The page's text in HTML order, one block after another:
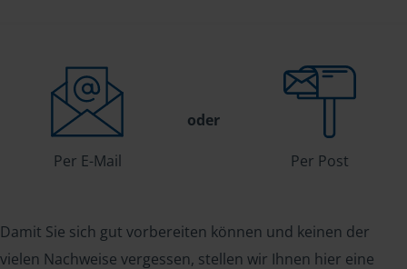
Per E-Mail
oder
Per Post
Damit Sie sich gut vorbereiten können und keinen der
vielen Nachweise vergessen, stellen wir Ihnen hier eine